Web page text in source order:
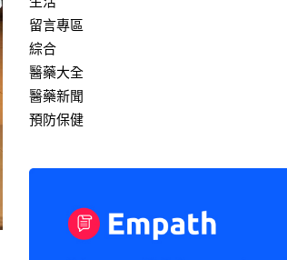
留言專區
綜合
醫藥大全
醫藥新聞
預防保健